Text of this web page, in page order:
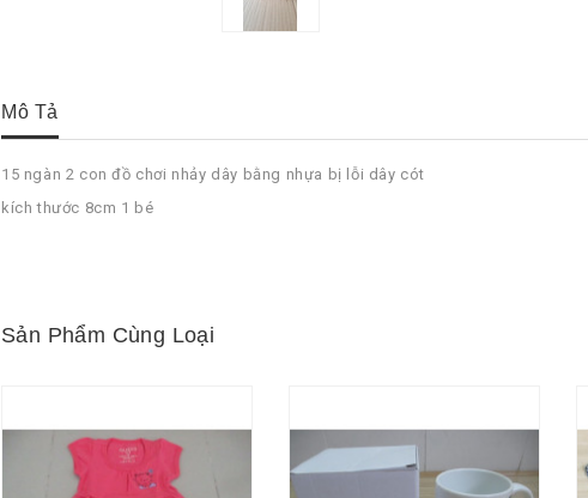
Mô Tả
15 ngàn 2 con đồ chơi nhảy dây bằng nhựa bị lỗi dây cót
kích thước 8cm 1 bé
Sản Phẩm Cùng Loại